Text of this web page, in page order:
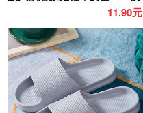
11.90元